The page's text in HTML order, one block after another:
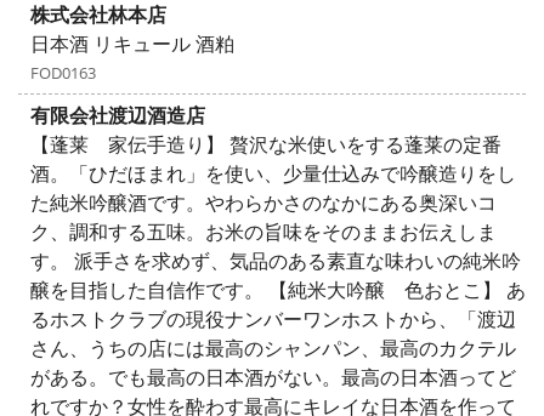
株式会社林本店
日本酒 リキュール 酒粕
FOD0163
有限会社渡辺酒造店
【蓬莱 家伝手造り】 贅沢な米使いをする蓬莱の定番
酒。「ひだほまれ」を使い、少量仕込みで吟醸造りをし
た純米吟醸酒です。やわらかさのなかにある奥深いコ
ク、調和する五味。お米の旨味をそのままお伝えしま
す。 派手さを求めず、気品のある素直な味わいの純米吟
醸を目指した自信作です。 【純米大吟醸 色おとこ】 あ
るホストクラブの現役ナンバーワンホストから、「渡辺
さん、うちの店には最高のシャンパン、最高のカクテル
がある。でも最高の日本酒がない。最高の日本酒ってど
れですか？女性を酔わす最高にキレイな日本酒を作って